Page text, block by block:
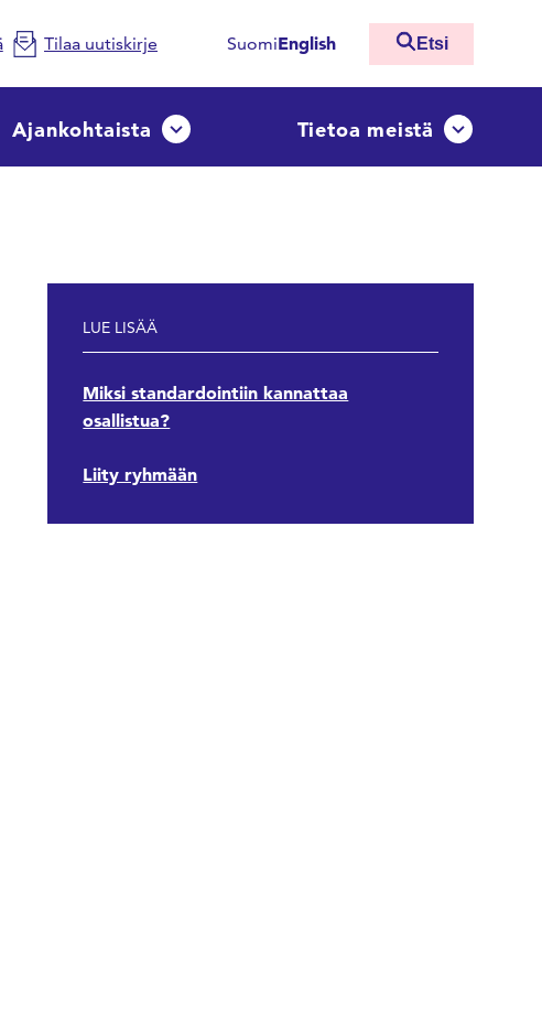
Tilaa uutiskirje SuomiEnglish Etsi
Ajankohtaista Avaa tai sulje pudotusvalikkoTietoa meistä Avaa tai
LUE LISÄÄ
Miksi standardointiin kannattaa
osallistua?
Liity ryhmään